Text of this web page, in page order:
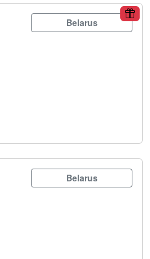
Belarus
Belarus